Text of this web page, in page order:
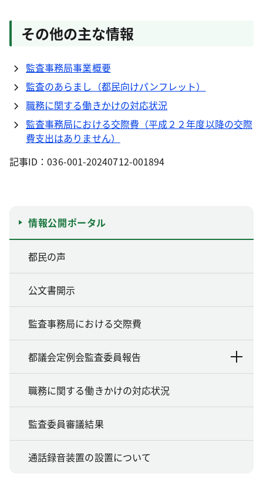
その他の主な情報
監査事務局事業概要
監査のあらまし（都民向けパンフレット）
職務に関する働きかけの対応状況
監査事務局における交際費（平成２２年度以降の交際
費支出はありません）
記事ID：036-001-20240712-001894
情報公開ポータル
都民の声
公文書開示
監査事務局における交際費
都議会定例会監査委員報告
職務に関する働きかけの対応状況
監査委員審議結果
通話録音装置の設置について